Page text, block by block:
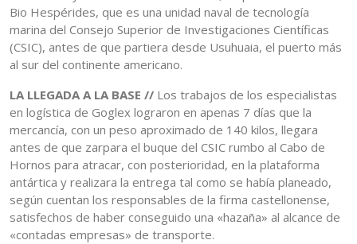
Bio Hespérides, que es una unidad naval de tecnología
marina del Consejo Superior de Investigaciones Científicas
(CSIC), antes de que partiera desde Usuhuaia, el puerto más
al sur del continente americano.
LA LLEGADA A LA BASE // Los trabajos de los especialistas
en logística de Goglex lograron en apenas 7 días que la
mercancía, con un peso aproximado de 140 kilos, llegara
antes de que zarpara el buque del CSIC rumbo al Cabo de
Hornos para atracar, con posterioridad, en la plataforma
antártica y realizara la entrega tal como se había planeado,
según cuentan los responsables de la firma castellonense,
satisfechos de haber conseguido una «hazaña» al alcance de
«contadas empresas» de transporte.